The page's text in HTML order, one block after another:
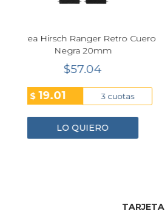
Correa Hirsch Rainbow
Dorado Cuero Grabado
19.01
LO QUIERO